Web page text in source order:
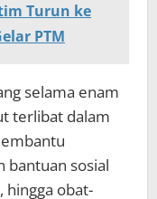
Turun ke
PTM
selama enam
terlibat dalam
bantuan sosial
hingga obat-